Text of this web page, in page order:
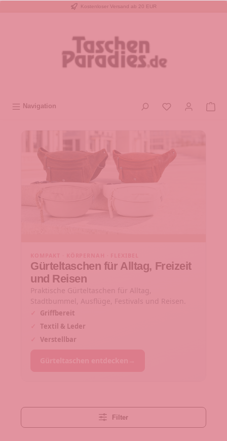
Kostenloser Versand ab 20 EUR
Navigation
Gürteltaschen für Alltag, Freizeit
und Reisen
Praktische Gürteltaschen für Alltag,
Stadtbummel, Ausflüge, Festivals und Reisen.
Griffbereit
Textil & Leder
Verstellbar
Filter